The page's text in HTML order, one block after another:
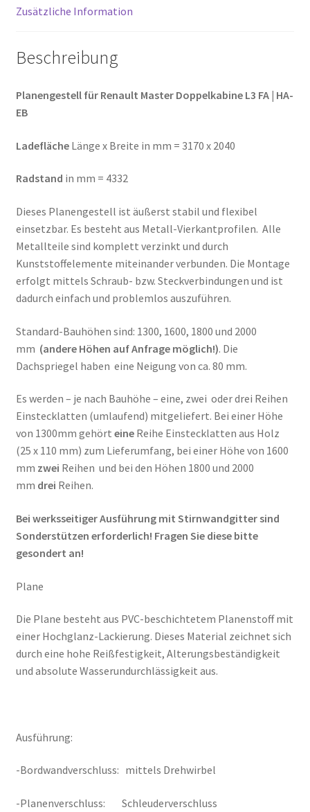
Menge
Zusätzliche Information
Beschreibung
Planengestell für Renault Master Doppelkabine L3 FA | HA-
EB
LadeflächeLänge x Breite in mm = 3170 x 2040
Radstand in mm = 4332
Dieses Planengestell ist äußerst stabil und flexibel
einsetzbar. Es besteht aus Metall-Vierkantprofilen. Alle
Metallteile sind komplett verzinkt und durch
Kunststoffelemente miteinander verbunden. Die Montage
erfolgt mittels Schraub- bzw. Steckverbindungen und ist
dadurch einfach und problemlos auszuführen.
Standard-Bauhöhen sind: 1300, 1600, 1800 und 2000
mm (andere Höhen auf Anfrage möglich!). Die
Dachspriegel haben eine Neigung von ca. 80 mm.
Es werden – je nach Bauhöhe – eine, zwei oder drei Reihen
Einstecklatten (umlaufend) mitgeliefert. Bei einer Höhe
von 1300mm gehört eineReihe Einstecklatten aus Holz
(25 x 110 mm) zum Lieferumfang, bei einer Höhe von 1600
mm zwei Reihen und bei den Höhen 1800 und 2000
mm drei Reihen.
Bei werksseitiger Ausführung mit Stirnwandgitter sind
Sonderstützen erforderlich! Fragen Sie diese bitte
gesondert an!
Plane
Die Plane besteht aus PVC-beschichtetem Planenstoff mit
einer Hochglanz-Lackierung. Dieses Material zeichnet sich
durch eine hohe Reißfestigkeit, Alterungsbeständigkeit
und absolute Wasserundurchlässigkeit aus.
Ausführung:
-Bordwandverschluss: mittels Drehwirbel
-Planenverschluss: Schleuderverschluss